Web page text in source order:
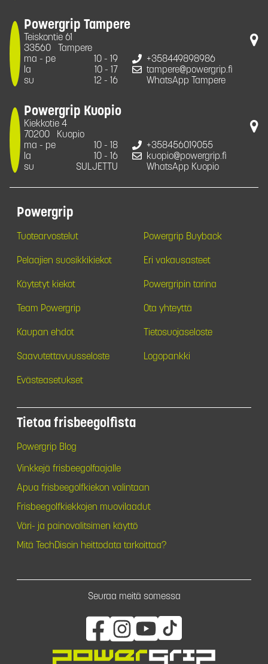
Powergrip Tampere
Teiskontie 61
33560
Tampere
ma - pe
10 - 19
la
10 - 17
su
12 - 16
+358449898986
tampere@powergrip.fi
WhatsApp Tampere
Powergrip Kuopio
Kiekkotie 4
70200
Kuopio
ma - pe
10 - 18
la
10 - 16
su
SULJETTU
+358456019055
kuopio@powergrip.fi
WhatsApp Kuopio
Powergrip
Tuotearvostelut Powergrip Buyback
Pelaajien suosikkikiekot Eri vakausasteet
Käytetyt kiekot Powergripin tarina
Team Powergrip Ota yhteyttä
Kaupan ehdot Tietosuojaseloste
Saavutettavuusseloste Logopankki
Evästeasetukset
Tietoa frisbeegolfista
Powergrip Blog
Vinkkejä frisbeegolfaajalle
Apua frisbeegolfkiekon valintaan
Frisbeegolfkiekkojen muovilaadut
Väri- ja painovalitsimen käyttö
Mitä TechDiscin heittodata tarkoittaa?
Seuraa meitä somessa